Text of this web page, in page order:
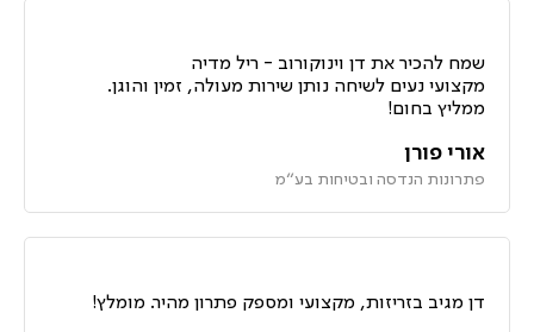
שמח להכיר את דן וינוקורוב - ריל מדיה
מקצועי נעים לשיחה נותן שירות מעולה, זמין והוגן.
ממליץ בחום!
אורי פורן
פתרונות הנדסה ובטיחות בע״מ
דן מגיב בזריזות, מקצועי ומספק פתרון מהיר. מומלץ!